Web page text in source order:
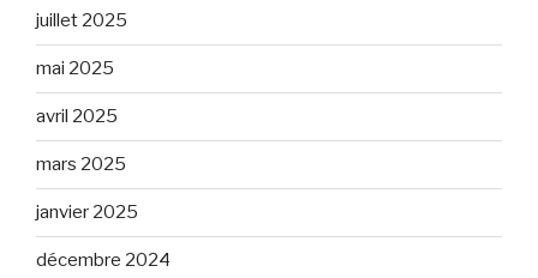
juillet 2025
mai 2025
avril 2025
mars 2025
janvier 2025
décembre 2024